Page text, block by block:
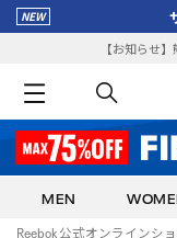
【お知らせ
MEN
Reebok 公式オンラインシ